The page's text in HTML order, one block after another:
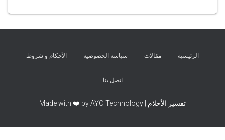
الرئيسية مقالات سياسة الخصوصية الأحكام و شروط
اتصل بنا
تفسير الأحلام | Made with ❤️ by AYO Technology